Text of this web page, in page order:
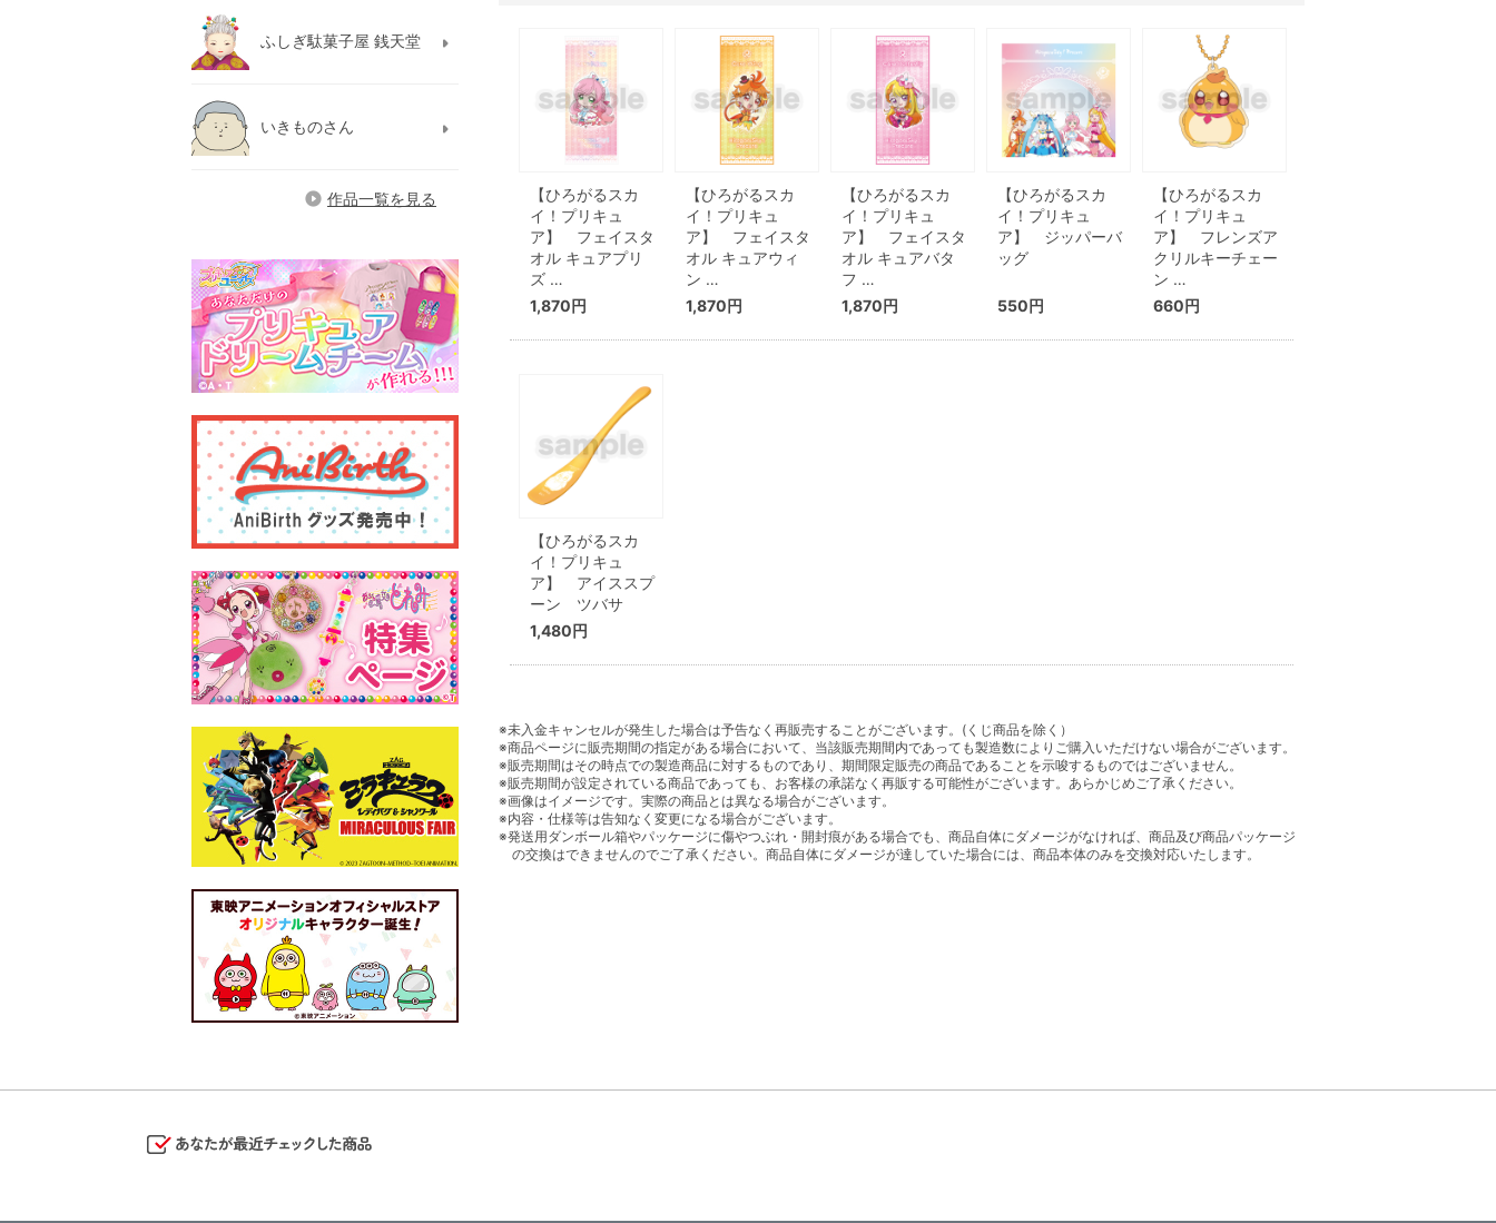
【ひろがるスカ
イ！プリキュ
ア】 フェイスタ
オル キュアプリ
ズ …
1,870円
【ひろがるスカ
イ！プリキュ
ア】 フェイスタ
オル キュアウィ
ン …
1,870円
【ひろがるスカ
イ！プリキュ
ア】 フェイスタ
オル キュアバタ
フ …
1,870円
【ひろがるスカ
イ！プリキュ
ア】 ジッパーバ
ッグ
550円
【ひろがるスカ
イ！プリキュ
ア】 フレンズア
クリルキーチェー
ン …
660円
【ひろがるスカ
イ！プリキュ
ア】 アイススプ
ーン ツバサ
1,480円
※未入金キャンセルが発生した場合は予告なく再販売することがございます。(くじ商品を除く）
※商品ページに販売期間の指定がある場合において、当該販売期間内であっても製造数によりご購入いただけない場合がございます。
※販売期間はその時点での製造商品に対するものであり、期間限定販売の商品であることを示唆するものではございません。
※販売期間が設定されている商品であっても、お客様の承諾なく再販する可能性がございます。あらかじめご了承ください。
※画像はイメージです。実際の商品とは異なる場合がございます。
※内容・仕様等は告知なく変更になる場合がございます。
※発送用ダンボール箱やパッケージに傷やつぶれ・開封痕がある場合でも、商品自体にダメージがなければ、商品及び商品パッケージ
の交換はできませんのでご了承ください。商品自体にダメージが達していた場合には、商品本体のみを交換対応いたします。
ふしぎ駄菓子屋 銭天堂
いきものさん
作品一覧を見る